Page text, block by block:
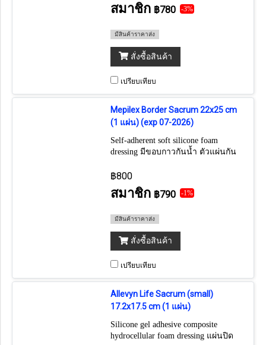
สมาชิก ฿780 -3%
มีสินค้าราคาส่ง
สั่งซื้อสินค้า
เปรียบเทียบ
Mepilex Border Sacrum 22x25 cm
(1 แผ่น) (exp 07-2026)
Self-adherent soft silicone foam
dressing มีขอบกาวกันน้ำ ตัวแผ่นกัน
(ราคาต่อ 1 แผ่น) ถ้าต้องการยกกล่อง
กด 5 แผ่น
฿800
สมาชิก ฿790 -1%
มีสินค้าราคาส่ง
สั่งซื้อสินค้า
เปรียบเทียบ
Allevyn Life Sacrum (small)
17.2x17.5 cm (1 แผ่น)
Silicone gel adhesive composite
hydrocellular foam dressing แผ่นปิด